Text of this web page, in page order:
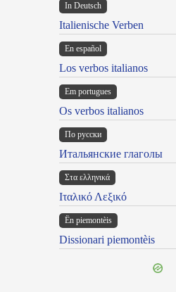
In Deutsch
Italienische Verben
En español
Los verbos italianos
Em portugues
Os verbos italianos
По русски
Итальянские глаголы
Στα ελληνικά
Ιταλικό Λεξικό
Ën piemontèis
Dissionari piemontèis